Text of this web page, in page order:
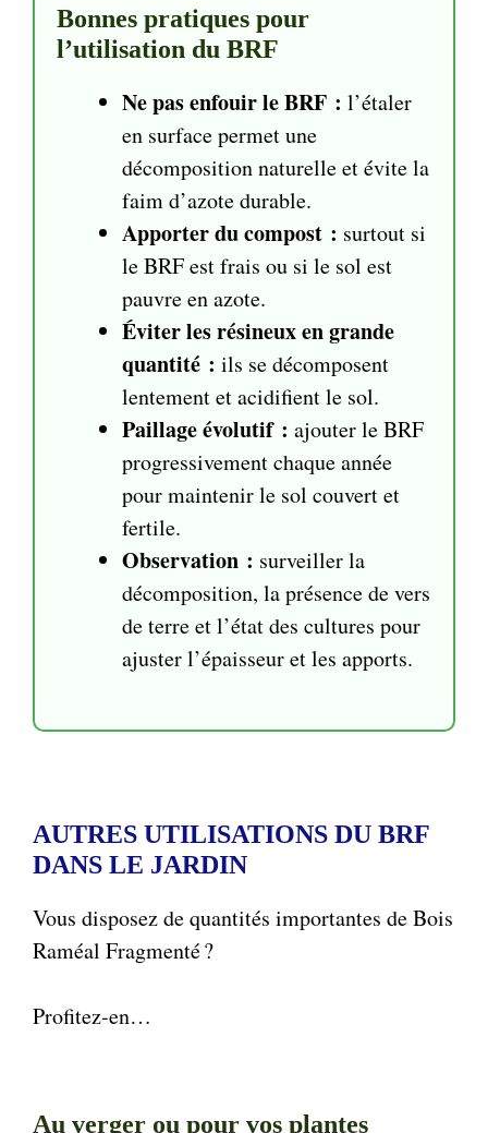
Bonnes pratiques pour
l’utilisation du BRF
Ne pas enfouir le BRF : l’étaler
en surface permet une
décomposition naturelle et évite la
faim d’azote durable.
Apporter du compost : surtout si
le BRF est frais ou si le sol est
pauvre en azote.
Éviter les résineux en grande
quantité : ils se décomposent
lentement et acidifient le sol.
Paillage évolutif : ajouter le BRF
progressivement chaque année
pour maintenir le sol couvert et
fertile.
Observation : surveiller la
décomposition, la présence de vers
de terre et l’état des cultures pour
ajuster l’épaisseur et les apports.
AUTRES UTILISATIONS DU BRF
DANS LE JARDIN
Vous disposez de quantités importantes de Bois
Raméal Fragmenté ?
Profitez-en…
Au verger ou pour vos plantes